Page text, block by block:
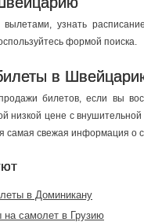
узнать
формой поиска.
в
билетов, если вы
низкой цене с
самая свежая информация о
в Доминикану
на самолет в Грузию